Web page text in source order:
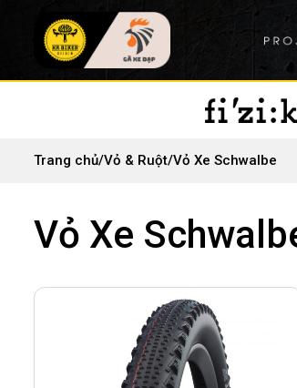
Trang chủ/Vỏ & Ruột/Vỏ Xe Schwalbe
Vỏ Xe